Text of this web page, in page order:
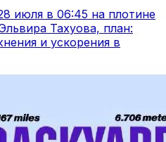
июля в 06:45 на плотине
Тахуова, план:
и ускорения в